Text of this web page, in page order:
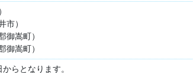
市）
御嵩町）
御嵩町）
らとなります。